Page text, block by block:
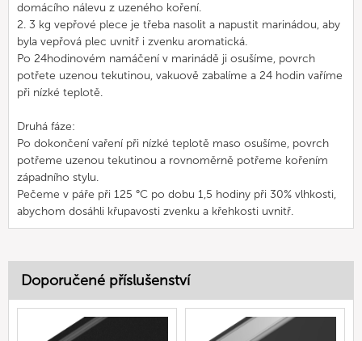
domácího nálevu z uzeného koření.
2. 3 kg vepřové plece je třeba nasolit a napustit marinádou, aby
byla vepřová plec uvnitř i zvenku aromatická.
Po 24hodinovém namáčení v marinádě ji osušíme, povrch
potřete uzenou tekutinou, vakuově zabalíme a 24 hodin vaříme
při nízké teplotě.
Druhá fáze:
Po dokončení vaření při nízké teplotě maso osušíme, povrch
potřeme uzenou tekutinou a rovnoměrně potřeme kořením
západního stylu.
Pečeme v páře při 125 °C po dobu 1,5 hodiny při 30% vlhkosti,
abychom dosáhli křupavosti zvenku a křehkosti uvnitř.
Doporučené příslušenství